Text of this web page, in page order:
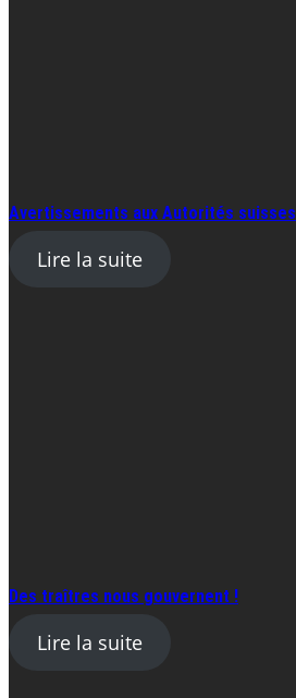
Avertissements aux Autorités suisses
Lire la suite
Des traîtres nous gouvernent !
Lire la suite